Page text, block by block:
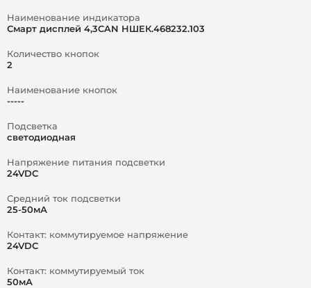
Наименование индикатора
Смарт дисплей 4,3CAN НШЕК.468232.103
Количество кнопок
2
Наименование кнопок
-----
Подсветка
светодиодная
Напряжение питания подсветки
24VDC
Средний ток подсветки
25-50мА
Контакт: коммутируемое напряжение
24VDC
Контакт: коммутируемый ток
50мА